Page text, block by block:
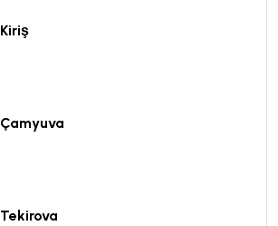
Kiriş
Çamyuva
Tekirova